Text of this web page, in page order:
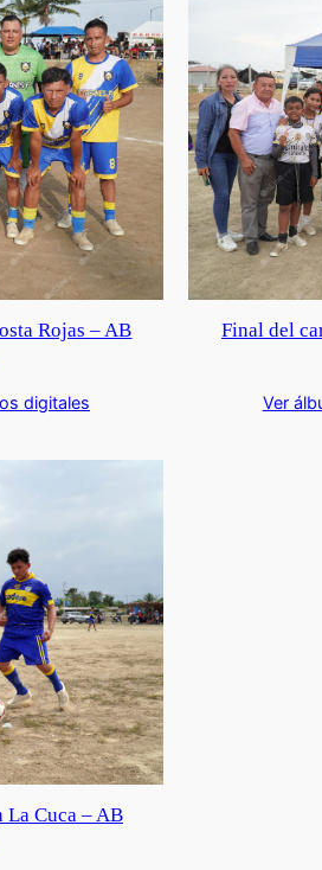
Rojas – AB
digitales
Final del
Ver
Cuca – AB